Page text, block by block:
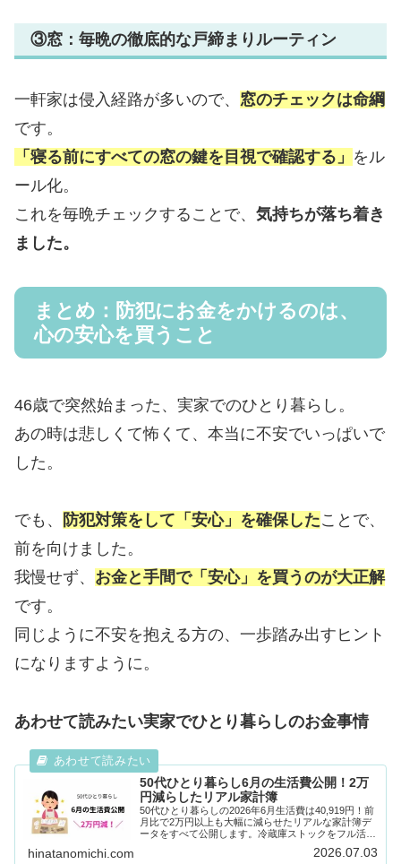
③窓：毎晩の徹底的な戸締まりルーティン
一軒家は侵入経路が多いので、 窓のチェックは命綱
です。
「寝る前にすべての窓の鍵を目視で確認する」 をル
ール化。
これを毎晩チェックすることで、 気持ちが落ち着き
ました。
まとめ：防犯にお金をかけるのは、
心の安心を買うこと
46歳で突然始まった、実家でのひとり暮らし。
あの時は悲しくて怖くて、本当に不安でいっぱいで
した。
でも、 防犯対策をして「安心」を確保したことで、
前を向けました。
我慢せず、 お金と手間で「安心」を買うのが大正解
です。
同じように不安を抱える方の、一歩踏み出すヒント
になりますように。
あわせて読みたい実家でひとり暮らしのお金事情
50代ひとり暮らし6月の生活費公開！2万
円減らしたリアル家計簿
50代ひとり暮らしの2026年6月生活費は40,919円！前
月比で2万円以上も大幅に減らせたリアルな家計簿デ
ータをすべて公開します。冷蔵庫ストックをフル活用
した食費2.5万円の自炊コツや、コストコ夏Tシャツな
どメリハリある初夏の暮らしをお届けします。
hinatanomichi.com 2026.07.03